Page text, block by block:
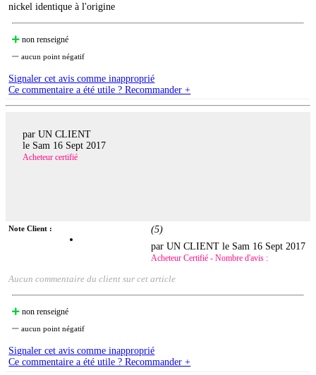
nickel identique à l'origine
non renseigné
aucun point négatif
Signaler cet avis comme inapproprié
Ce commentaire a été utile ? Recommander +
par UN CLIENT
le Sam 16 Sept 2017
Acheteur certifié
Note Client : (5)
par UN CLIENT le Sam 16 Sept 2017
Acheteur Certifié - Nombre d'avis :
Aucun commentaire du client sur cet article
non renseigné
aucun point négatif
Signaler cet avis comme inapproprié
Ce commentaire a été utile ? Recommander +